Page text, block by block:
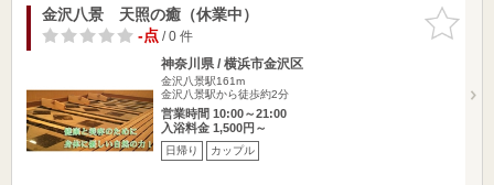
お気に入
りに追加
金沢八景 天照の癒（休業中）
-点/ 0 件
神奈川県 / 横浜市金沢区
金沢八景駅161m
金沢八景駅から徒歩約2分
営業時間 10:00～21:00
入浴料金 1,500円～
日帰り カップル